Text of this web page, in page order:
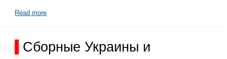
Read more
Сборные Украины и